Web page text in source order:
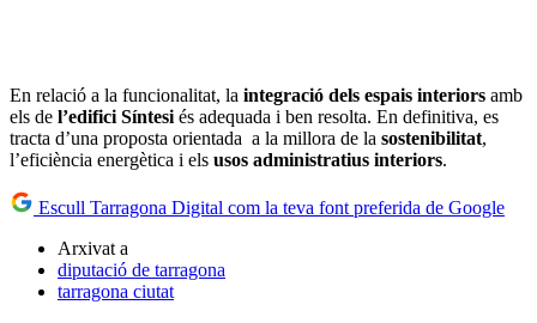
En relació a la funcionalitat, la integració dels espais interiors amb
els de l’edifici Síntesi és adequada i ben resolta. En definitiva, es
tracta d’una proposta orientada a la millora de la sostenibilitat,
l’eficiència energètica i els usos administratius interiors.
Escull Tarragona Digital com la teva font preferida de Google
Arxivat a
diputació de tarragona
tarragona ciutat